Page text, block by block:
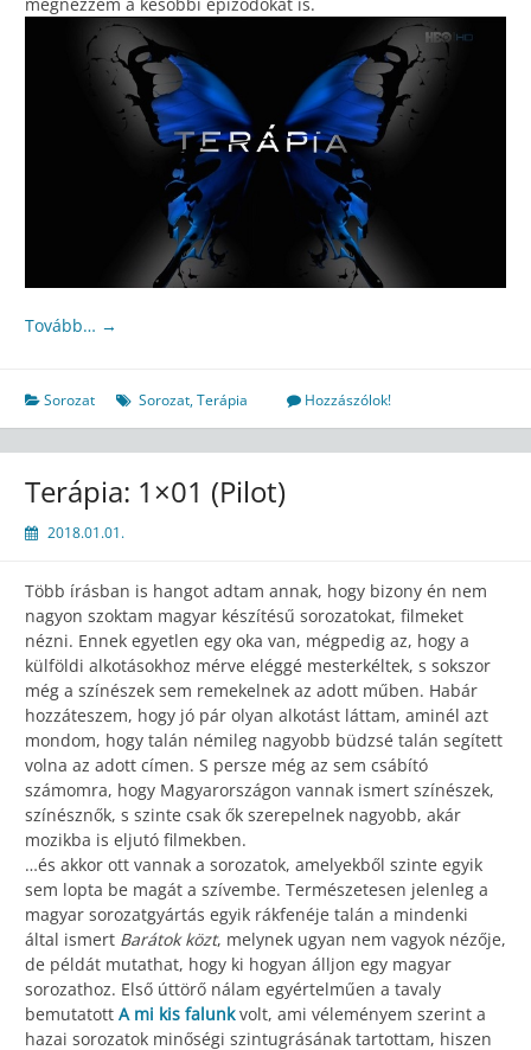
Tovább… →
Sorozat Sorozat,Terápia Hozzászólok!
Terápia: 1×01 (Pilot)
2018.01.01.
Több írásban is hangot adtam annak, hogy bizony én nem
nagyon szoktam magyar készítésű sorozatokat, filmeket
nézni. Ennek egyetlen egy oka van, mégpedig az, hogy a
külföldi alkotásokhoz mérve eléggé mesterkéltek, s sokszor
még a színészek sem remekelnek az adott műben. Habár
hozzáteszem, hogy jó pár olyan alkotást láttam, aminél azt
mondom, hogy talán némileg nagyobb büdzsé talán segített
volna az adott címen. S persze még az sem csábító
számomra, hogy Magyarországon vannak ismert színészek,
színésznők, s szinte csak ők szerepelnek nagyobb, akár
mozikba is eljutó filmekben.
…és akkor ott vannak a sorozatok, amelyekből szinte egyik
sem lopta be magát a szívembe. Természetesen jelenleg a
magyar sorozatgyártás egyik rákfenéje talán a mindenki
által ismert Barátok közt, melynek ugyan nem vagyok nézője,
de példát mutathat, hogy ki hogyan álljon egy magyar
sorozathoz. Első úttörő nálam egyértelműen a tavaly
bemutatott A mi kis falunkvolt, ami véleményem szerint a
hazai sorozatok minőségi szintugrásának tartottam, hiszen